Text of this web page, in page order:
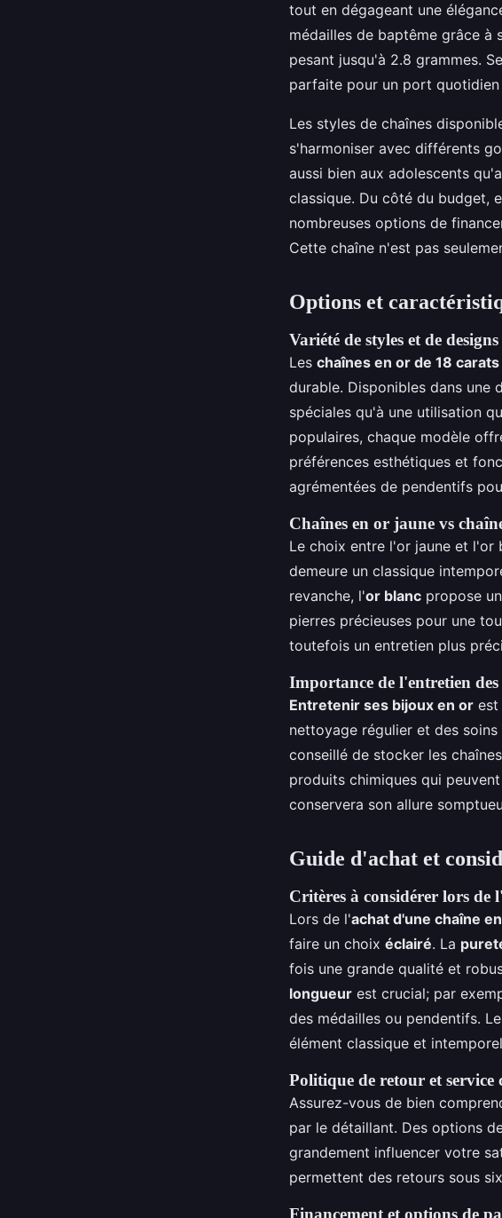
tout en dégageant une
médailles de baptême grâce
pesant jusqu'à 2.8 grammes.
parfaite pour un port
Les styles de chaînes
s'harmoniser avec différents
aussi bien aux adolescents
classique. Du côté du budget,
nombreuses options de
Cette chaîne n'est pas
Options et
Variété de styles et de designs
Les chaînes en or de 18 carats
durable. Disponibles dans une
spéciales qu'à une utilisation
populaires, chaque modèle
préférences esthétiques et
agrémentées de pendentifs
Chaînes en or jaune vs
Le choix entre l'or jaune et l'or
demeure un classique
revanche, l'or blanc propose
pierres précieuses pour une
toutefois un entretien plus
Importance de l'entretien
Entretenir ses bijoux en or est
nettoyage régulier et des
conseillé de stocker les
produits chimiques qui
conservera son allure
Guide d'achat et
Critères à considérer lors de
Lors de l'achat d'une chaîne
faire un choix éclairé. La
fois une grande qualité et
longueur est crucial; par
des médailles ou pendentifs.
élément classique et
Politique de retour et service
Assurez-vous de bien
par le détaillant. Des options
grandement influencer votre
permettent des retours sous